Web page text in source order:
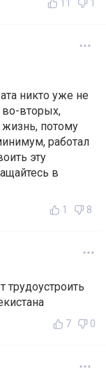
11 1
никто уже не
вторых,
потому
работал
эту
в
1 8
трудоустроить
7 0